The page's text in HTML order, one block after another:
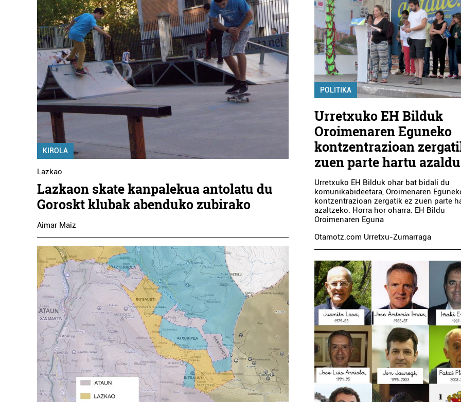
KIROLA
Lazkao
Lazkaon skate kanpalekua antolatu du
Goroskt klubak abenduko zubirako
Aimar Maiz
POLITIKA
Urretxuko EH Bilduk
Oroimenaren Eguneko
kontzentrazioan
zuen parte hartu
Urretxuko EH Bilduk ohar bat bidali du
komunikabideetara, Oroimenaren
kontzentrazioan zergatik ez zuen parte
azaltzeko. Horra hor oharra. EH Bildu
Oroimenaren Eguna
Otamotz.com Urretxu-Zumarraga